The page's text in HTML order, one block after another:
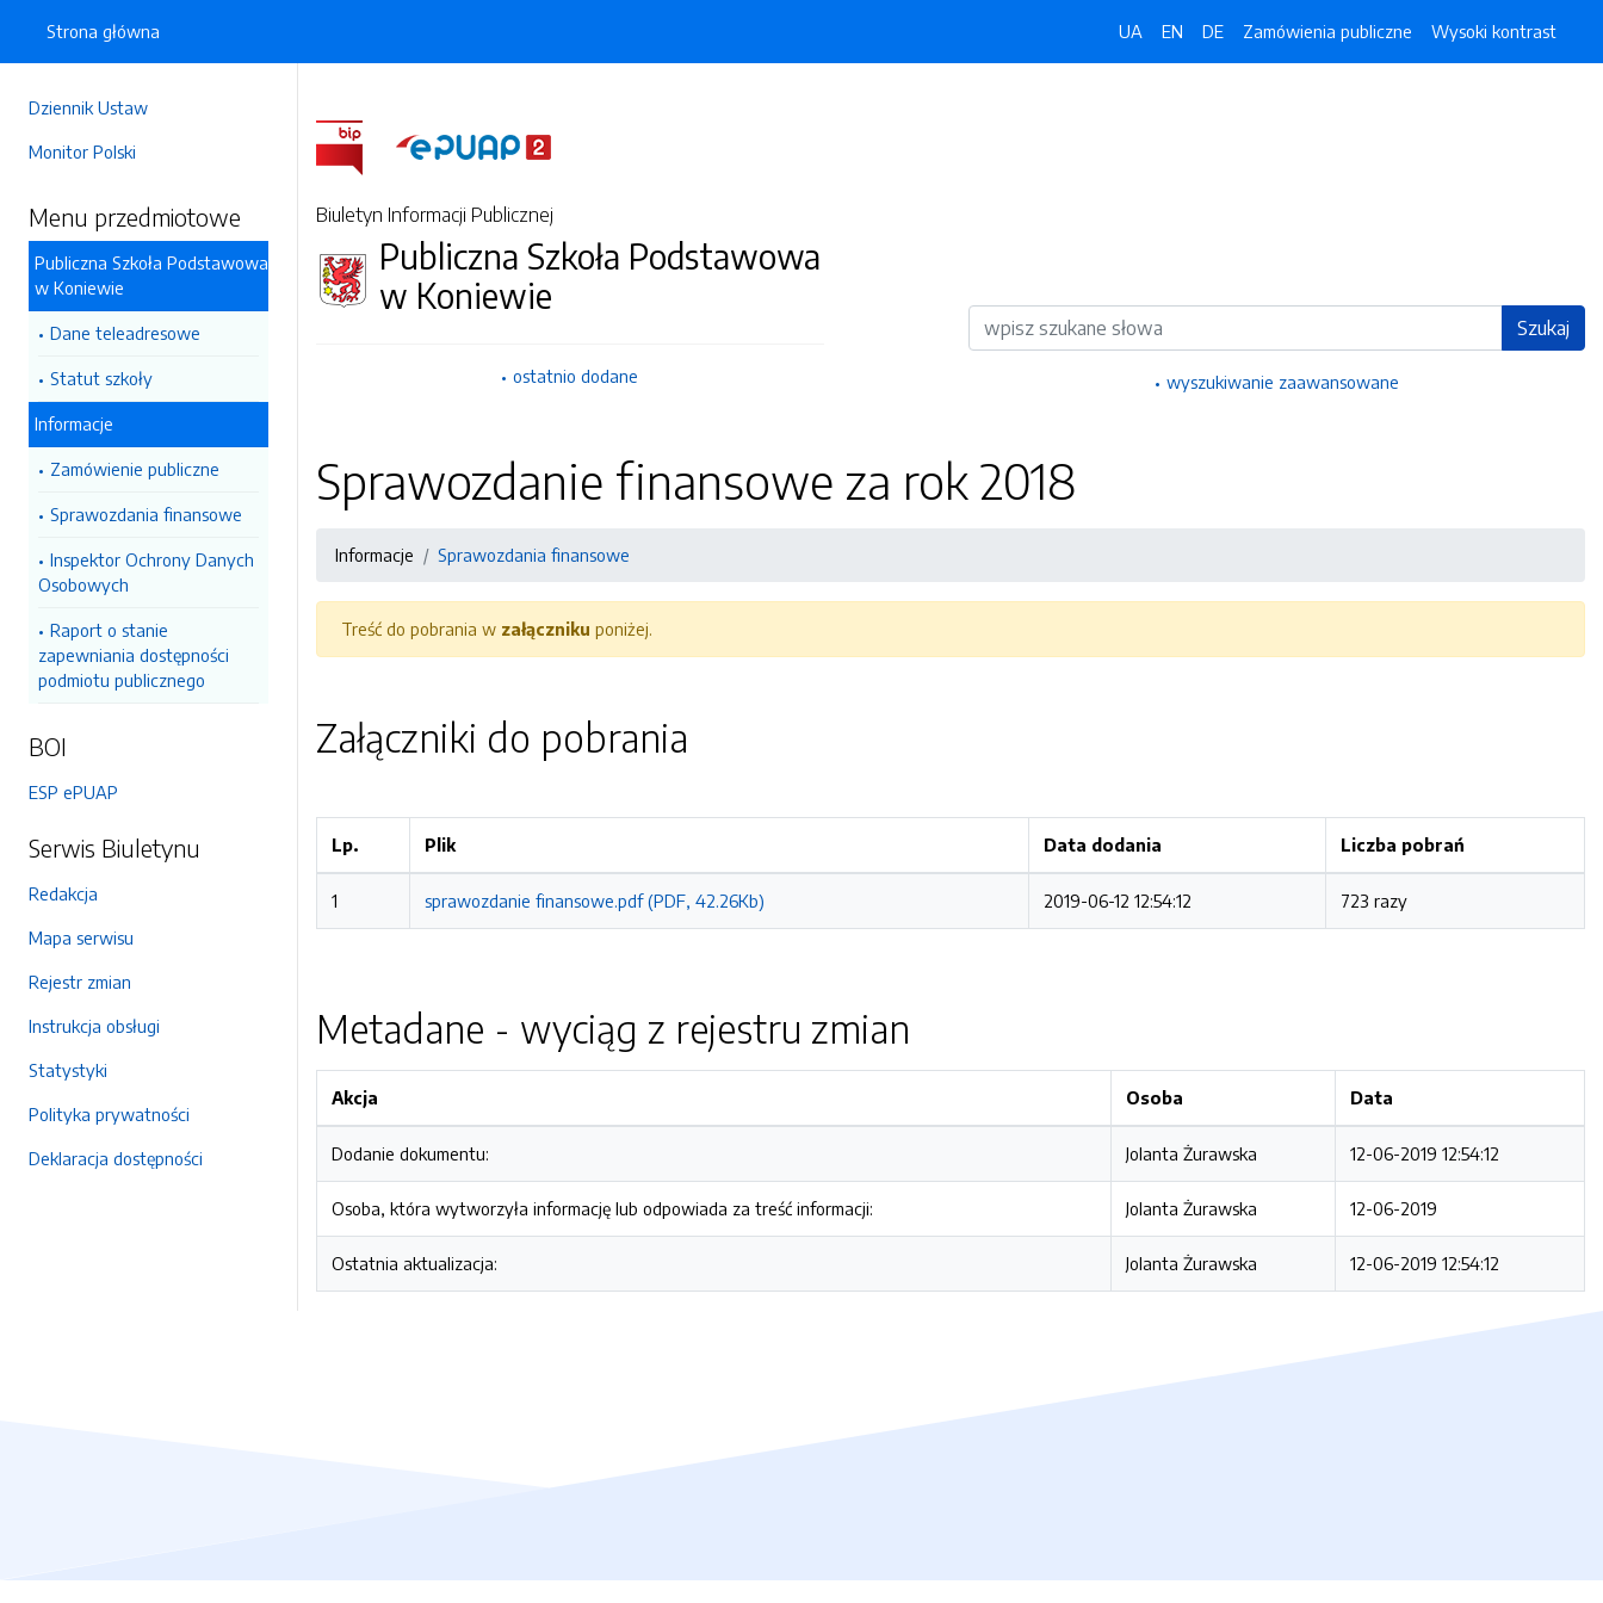
Dziennik Ustaw
Monitor Polski
Menu przedmiotowe
Publiczna Szkoła Podstawowa
w Koniewie
Dane teleadresowe
Statut szkoły
Informacje
Zamówienie publiczne
Sprawozdania finansowe
Inspektor Ochrony Danych
Osobowych
Raport o stanie
zapewniania dostępności
podmiotu publicznego
BOI
ESP ePUAP
Serwis Biuletynu
Redakcja
Mapa serwisu
Rejestr zmian
Instrukcja obsługi
Statystyki
Polityka prywatności
Deklaracja dostępności
Strona główna UA EN DE Zamówienia publiczne Wysoki kontrast
Biuletyn Informacji Publicznej
Publiczna Szkoła Podstawowa
w Koniewie
ostatnio dodane
Wyszukiwarka Szukaj
wyszukiwanie zaawansowane
Sprawozdanie finansowe za rok 2018
Informacje Sprawozdania finansowe
Treść do pobrania w załączniku poniżej.
Załączniki do pobrania
Lp. Plik Data dodania Liczba pobrań
1 sprawozdanie finansowe.pdf (PDF, 42.26Kb) 2019-06-12 12:54:12 723 razy
Metadane - wyciąg z rejestru zmian
Akcja Osoba Data
Dodanie dokumentu: Jolanta Żurawska 12-06-2019 12:54:12
Osoba, która wytworzyła informację lub odpowiada za treść informacji: Jolanta Żurawska 12-06-2019
Ostatnia aktualizacja: Jolanta Żurawska 12-06-2019 12:54:12